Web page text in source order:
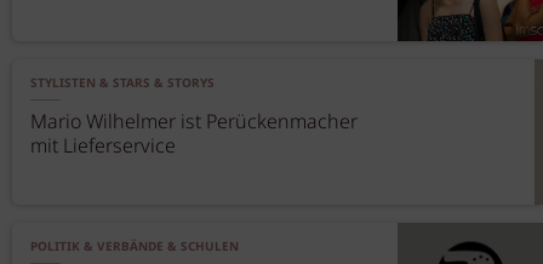
STYLISTEN & STARS & STORYS
Mario Wilhelmer ist Perückenmacher
mit Lieferservice
POLITIK & VERBÄNDE & SCHULEN